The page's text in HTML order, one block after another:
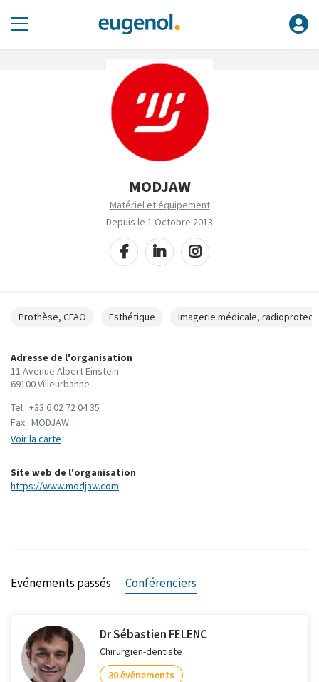
MODJAW
Matériel et équipement
Depuis le 1 Octobre 2013
Prothèse, CFAO Esthétique Imagerie médicale,
Adresse de l'organisation
11 Avenue Albert Einstein
69100 Villeurbanne
Tel : +33 6 02 72 04 35
Fax : MODJAW
Voir la carte
Site web de l'organisation
https://www.modjaw.com
Evénements passés Conférenciers
Dr Sébastien FELENC
Chirurgien-dentiste
30 événements